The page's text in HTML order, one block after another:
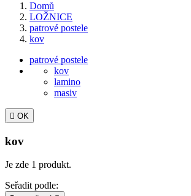
Domů
LOŽNICE
patrové postele
kov
patrové postele
kov
lamino
masiv
 OK
kov
Je zde 1 produkt.
Seřadit podle: